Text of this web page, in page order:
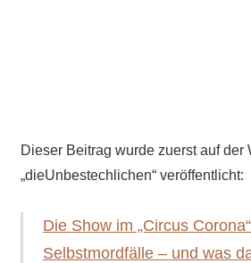
Dieser Beitrag wurde zuerst auf der
„dieUnbestechlichen“ veröffentlicht:
Die Show im „Circus
Selbstmordfälle – und was